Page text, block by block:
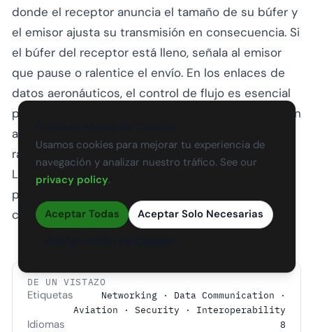
donde el receptor anuncia el tamaño de su búfer y
el emisor ajusta su transmisión en consecuencia. Si
el búfer del receptor está lleno, señala al emisor
que pause o ralentice el envío. En los enlaces de
datos aeronáuticos, el control de flujo es esencial
para evitar la pérdida de mensajes en entornos con
ancho de banda limitado, como los canales de
radio VHF usados para ACARS y CPDLC.
Los estándares de la OACI especifican los
procedimientos de control de flujo para las
comunicaciones aeronáut…
DE UN VISTAZO
Etiquetas
Networking · Data Communication ·
Aviation · Security · Interoperability
Idiomas 8
Usamos cookies para mejorar tu experiencia de
navegación y analizar nuestro tráfico. See our
privacy policy.
Aceptar Todas
Aceptar Solo Necesarias